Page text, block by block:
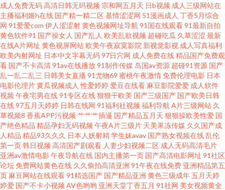
露脸自拍 亚洲情色11 肏屄的av天堂 老湿机视频网站 影音AV资源站 福利视频
合集 日韩www千色 精品蔬菜一区二区 欧美一级黄色A片 99福利网站 久久妻
天天碰电影 三级片av在线 AV白丝 麻豆毛片 人人爽人人爽 91免费视频观看 日
韩激情网址 操日韩国B 美女的胸18禁 亚洲色情一二区 韩国色视频区 色色天
堂网 成人午夜伦理 日韩情色毛片 成人岛国网站 少妇在线导航社区 韩国美女
主播青草 在线电影AV天堂 韩国啊v网址 亚洲av含羞草 大香蕉VA大香蕉 欧美
日韩a 91社入口 91真人视频 美女性爱AV 超碰香蕉福利 偷窥自拍99 超碰免费
进入 日本淫网5 草草婷婷香蕉 91大神双飞美女 欧美人人插 97超碰超碰窝窝
成人免费无码高清日韩无码视频 宗和网五月天 日b视频 成人三级网站在
主播福利姬h在线 国产精一精二区基情涩涩网 51漫画成人 丁香5月综合
网 91爱爱com 伊人涩涩射黄色视频网址导航 91国在线观看91最新自拍
黄色软件91 国产操女人 国产乱人 欧美乱欲视频 超碰吃瓜 久草涩涩 最新
在线A片网址 黄色视屏网站欧美午夜寂寞影院 新视觉影视 成人写真福利
欧美内射网址 日本中文字幕无码97日穴网 成人免费在线精品国产免费观
看 国产不卡高清91av在线播放91制作传媒 岛国av资源 超碰91资源 国产
乱一乱二乱三 日韩美女直播 91尤物69 蜜桃午夜激情免费伦理电影 日本
电影伦理片黄瓜视频成人 性爱婷婷 爱豆在线看 麻豆影院爱爱 成人软件
视频 午夜宅男在线91专区在线狠狠干欧美 国产三级国产 国产欧美日韩
在线97五月天婷婷 日韩在线网 91福利社视频 福利导航 A片三级网站 久
草视频8 香蕉APP污视频 艹艹艹插逼 国产精品五月天 狠狠操欧美性爱 国
产绝色精品 精品孕妇无码视频 午夜A片三级片 天美果冻传媒 久久国产成
人精品 精品93久久久 日本人妖射精学生妹avav 国产熟女视频在线乱伦
第一页韩日视频 高清国产剧观看 人妻少妇视频二区 成人无码高清毛片
亚洲av激情电影午夜导航在线 国内主播第一页 国产高清电影网址 91社区
论坛免费网站黄色在线 久久偷拍高清亚洲 91午夜在线免费 亚洲精品第五
页 麻豆网站在线观看91精选国产 国产精品亚洲 黄色三级成年 五月天婷
婷爱 国产不卡小视频 AV色哟哟 亚洲天堂丁香五月 91社网 美女视频黄全